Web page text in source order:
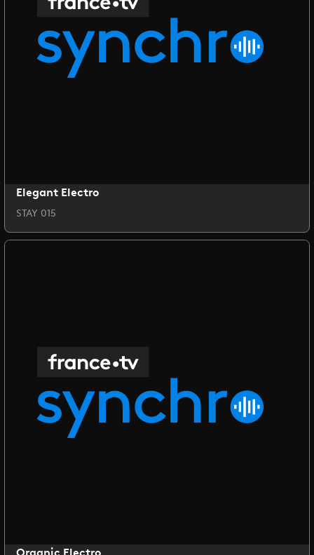
Elegant Electro
STAY 015
Organic Electro